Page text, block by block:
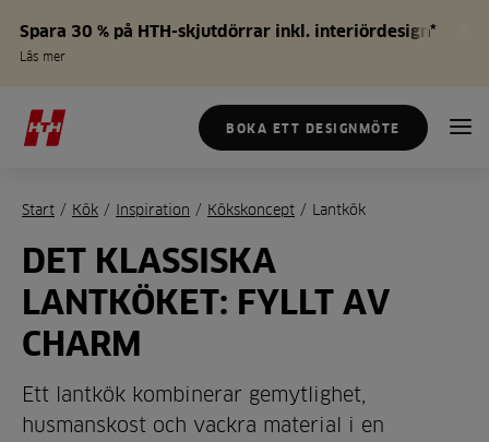
Spara 30 % på HTH-skjutdörrar inkl. interiördesign*
Läs mer
BOKA ETT DESIGNMÖTE
Start / Kök / Inspiration / Kökskoncept / Lantkök
DET KLASSISKA
LANTKÖKET: FYLLT AV
CHARM
Ett lantkök kombinerar gemytlighet,
husmanskost och vackra material i en